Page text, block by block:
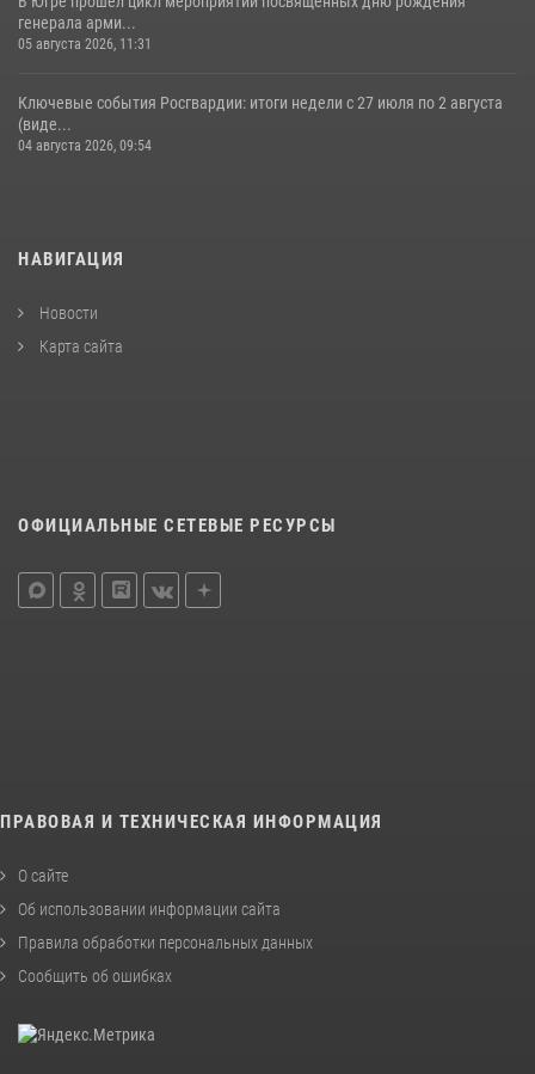
генерала арми...
05 августа 2026, 11:31
Ключевые события Росгвардии: итоги недели с 27 июля по 2 августа
(виде...
04 августа 2026, 09:54
НАВИГАЦИЯ
Новости
Карта сайта
ОФИЦИАЛЬНЫЕ СЕТЕВЫЕ РЕСУРСЫ
ПРАВОВАЯ И ТЕХНИЧЕСКАЯ ИНФОРМАЦИЯ
О сайте
Об использовании информации сайта
Правила обработки персональных данных
Сообщить об ошибках